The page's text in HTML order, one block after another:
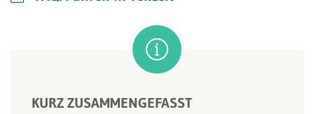
KURZ ZUSAMMENGEFASST